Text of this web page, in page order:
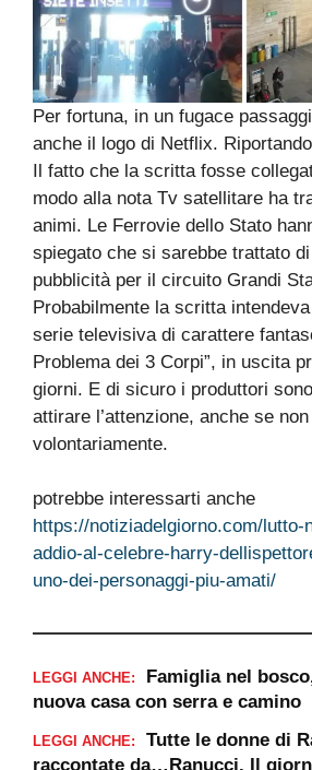
Per fortuna, in un fugace
anche il logo di Netflix.
Il fatto che la scritta fosse
modo alla nota Tv satellitare ha
animi. Le Ferrovie dello Stato
spiegato che si sarebbe trattato
pubblicità per il circuito Grandi
Probabilmente la scritta
serie televisiva di carattere
Problema dei 3 Corpi”, in uscita
giorni. E di sicuro i produttori
attirare l’attenzione, anche se
volontariamente.
potrebbe interessarti anche
https://notiziadelgiorno.com/lutto-
addio-al-celebre-harry-
uno-dei-personaggi-piu-amati/
LEGGI ANCHE:
Famiglia nel
nuova casa con serra e camino
LEGGI ANCHE:
Tutte le donne di
raccontate da…Ranucci. Il